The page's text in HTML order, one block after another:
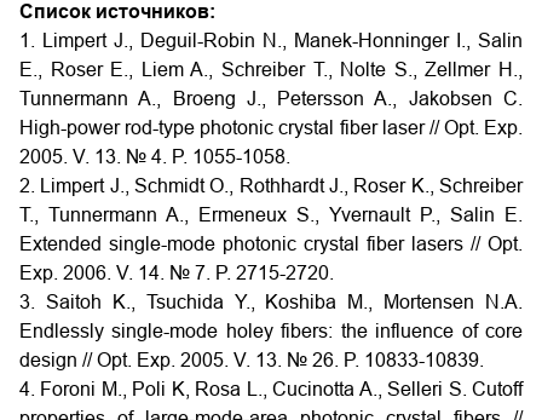
Список источников:
1. Limpert J., Deguil-Robin N., Manek-Honninger I., Salin
E., Roser E., Liem A., Schreiber Т., Nolte S., Zellmer H.,
Tunnermann A., Broeng J., Petersson A., Jakobsen C.
High-power rod-type photonic crystal fiber laser // Opt. Exp.
2005. V. 13. № 4. P. 1055-1058.
2. Limpert J., Schmidt O., Rothhardt J., Roser K., Schreiber
Т., Tunnermann A., Ermeneux S., Yvernault P., Salin E.
Extended single-mode photonic crystal fiber lasers // Opt.
Exp. 2006. V. 14. № 7. P. 2715-2720.
3. Saitoh K., Tsuchida Y., Koshiba M., Mortensen N.A.
Endlessly single-mode holey fibers: the influence of core
design // Opt. Exp. 2005. V. 13. № 26. P. 10833-10839.
4. Foroni M., Poli K, Rosa L., Cucinotta A., Selleri S. Cutoff